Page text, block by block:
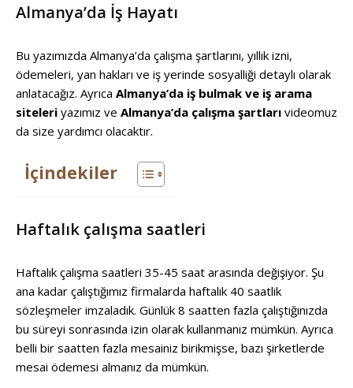
Almanya’da İş Hayatı
Bu yazımızda Almanya’da çalışma şartlarını, yıllık izni,
ödemeleri, yan hakları ve iş yerinde sosyalliği detaylı olarak
anlatacağız. Ayrıca Almanya’da iş bulmak ve iş arama
siteleri yazımız ve Almanya’da çalışma şartları videomuz
da size yardımcı olacaktır.
İçindekiler
Haftalık çalışma saatleri
Haftalık çalışma saatleri 35-45 saat arasında değişiyor. Şu
ana kadar çalıştığımız firmalarda haftalık 40 saatlik
sözleşmeler imzaladık. Günlük 8 saatten fazla çalıştığınızda
bu süreyi sonrasında izin olarak kullanmanız mümkün. Ayrıca
belli bir saatten fazla mesainiz birikmişse, bazı şirketlerde
mesai ödemesi almanız da mümkün.